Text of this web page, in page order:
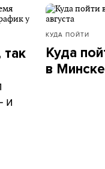
и
КУДА ПОЙТИ
Куда
в